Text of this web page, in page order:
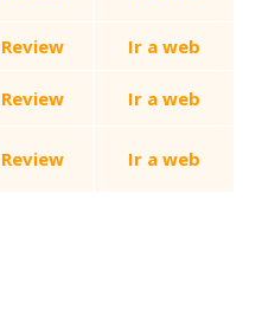
Review Ir a web
Review Ir a web
Review Ir a web